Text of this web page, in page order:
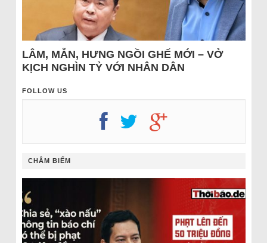
LÂM, MẪN, HƯNG NGỒI GHẾ MỚI – VỞ
KỊCH NGHÌN TỶ VỚI NHÂN DÂN
FOLLOW US
CHÂM BIẾM